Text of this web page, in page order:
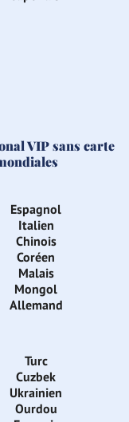
VIP sans carte
Espagnol
Italien
Chinois
Coréen
Malais
Mongol
Allemand
Turc
Cuzbek
Ukrainien
Ourdou